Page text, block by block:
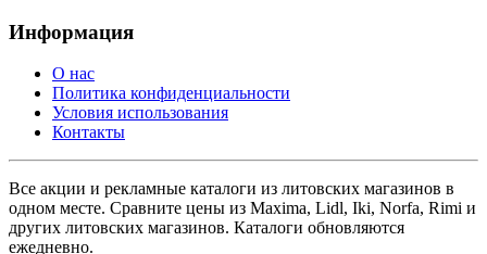
Информация
О нас
Политика конфиденциальности
Условия использования
Контакты
Все акции и рекламные каталоги из литовских магазинов в
одном месте. Сравните цены из Maxima, Lidl, Iki, Norfa, Rimi и
других литовских магазинов. Каталоги обновляются
ежедневно.